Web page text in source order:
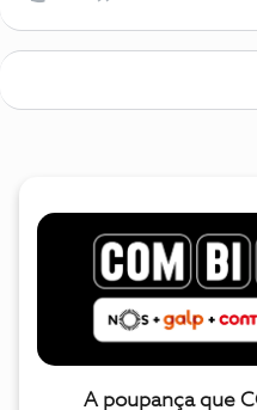
A poupança que